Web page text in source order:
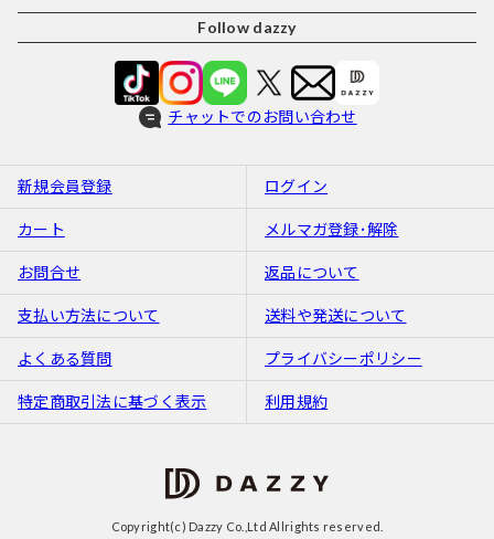
Follow dazzy
チャットでのお問い合わせ
新規会員登録 ログイン
カート メルマガ登録･解除
お問合せ 返品について
支払い方法について 送料や発送について
よくある質問 プライバシーポリシー
特定商取引法に基づく表示 利用規約
Copyright(c) Dazzy Co.,Ltd Allrights reserved.